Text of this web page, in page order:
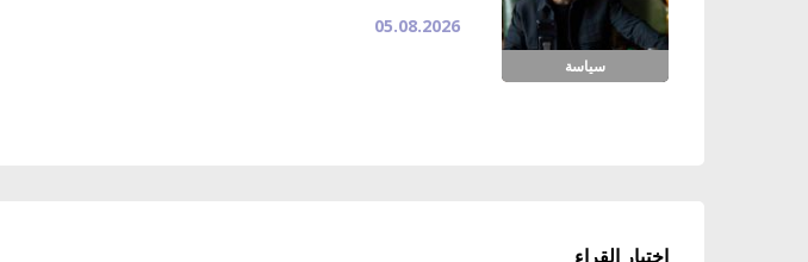
سياسة
05.08.2026
اختيار القراء